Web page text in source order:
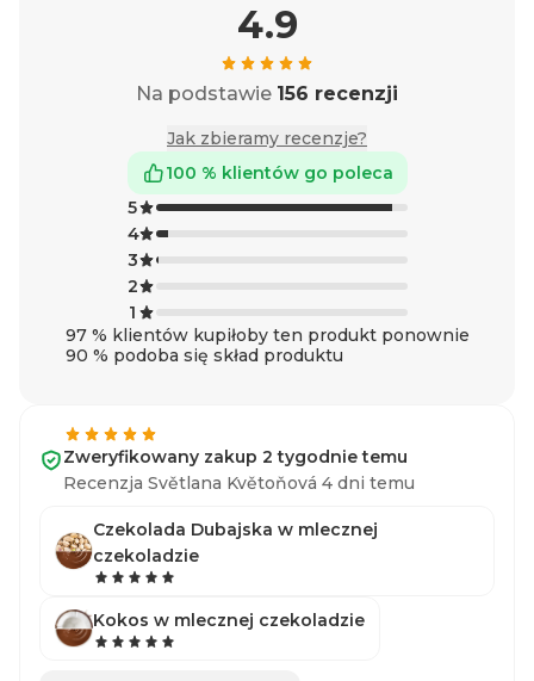
4.9
Na podstawie 156 recenzji
Jak zbieramy recenzje?
100 % klientów go poleca
5
4
3
2
1
97 % klientów kupiłoby ten produkt ponownie
90 % podoba się skład produktu
Zweryfikowany zakup 2 tygodnie temu
Recenzja Světlana Květoňová 4 dni temu
Czekolada Dubajska w mlecznej
czekoladzie
Kokos w mlecznej czekoladzie